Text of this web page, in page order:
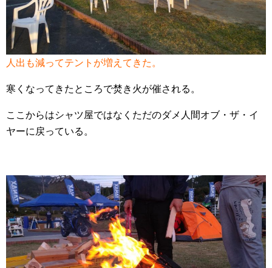
人出も減ってテントが増えてきた。
寒くなってきたところで焚き火が催される。
ここからはシャツ屋ではなくただのダメ人間オブ・ザ・イ
ヤーに戻っている。